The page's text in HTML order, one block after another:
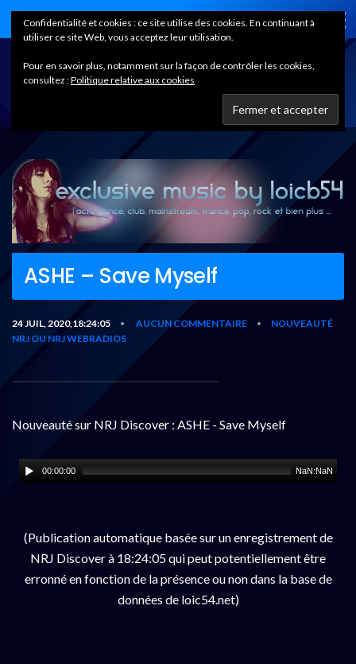
Home
ASHE – Save Myself
24 JUIL, 2020,18:24:05 • AUCUN COMMENTAIRE •
NOUVEAUTÉ
NRJ OU NRJ WEBRADIOS
Nouveauté sur NRJ Discover : ASHE - Save Myself
00:00:00 NaN:NaN
(Publication automatique basée sur un enregistrement de
NRJ Discover à 18:24:05 qui peut potentiellement être
erronné en fonction de la présence ou non dans la base de
données de loic54.net)
Confidentialité et cookies : ce site utilise des cookies. En continuant à
utiliser ce site Web, vous acceptez leur utilisation.
Pour en savoir plus, notamment sur la façon de contrôler les cookies,
consultez :Politique relative aux cookies